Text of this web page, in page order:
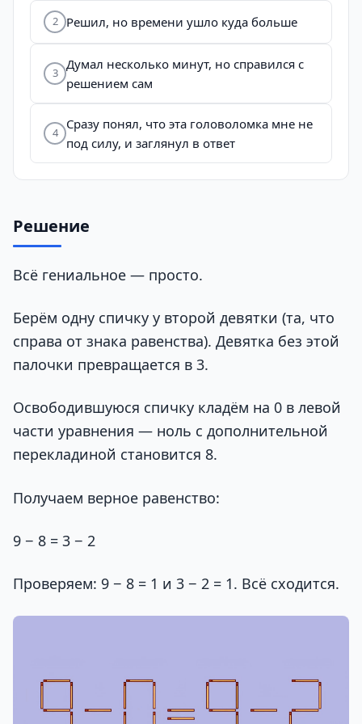
2 Решил, но времени ушло куда больше
3
Думал несколько минут, но справился с
решением сам
4
Сразу понял, что эта головоломка мне не
под силу, и заглянул в ответ
Решение
Всё гениальное — просто.
Берём одну спичку у второй девятки (та, что
справа от знака равенства). Девятка без этой
палочки превращается в 3.
Освободившуюся спичку кладём на 0 в левой
части уравнения — ноль с дополнительной
перекладиной становится 8.
Получаем верное равенство:
9 − 8 = 3 − 2
Проверяем: 9 − 8 = 1 и 3 − 2 = 1. Всё сходится.